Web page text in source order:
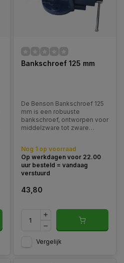
Bankschroef 125 mm
De Benson Bankschroef 125
mm is een robuuste
bankschroef, ontworpen voor
middelzware tot zware
Nog 1 op voorraad
Op werkdagen voor 22.00
uur besteld = vandaag
verstuurd
43,80
Vergelijk